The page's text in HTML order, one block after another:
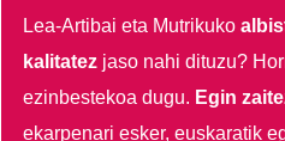
Lea-Artibai eta Mutrikuko
kalitatez jaso nahi dituzu?
ezinbestekoa dugu. Egin
ekarpenari esker, euskaratik